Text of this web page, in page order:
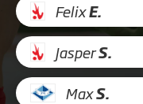
FelixE.
JasperS.
MaxS.